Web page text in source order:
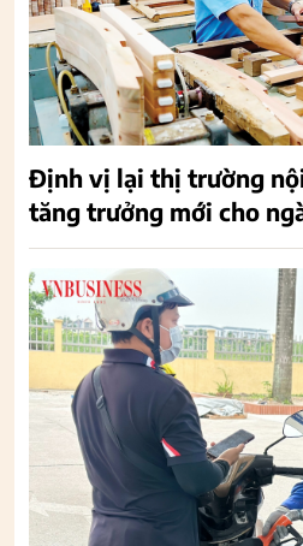
Định vị lại thị trường
tăng trưởng mới cho